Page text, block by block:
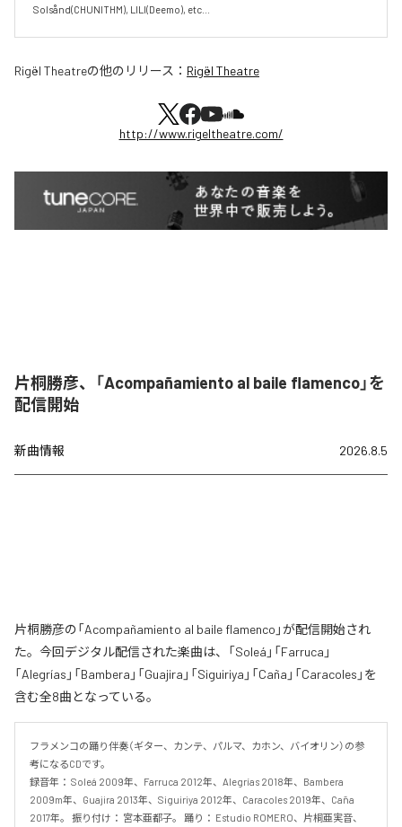
Solsånd(CHUNITHM), LILI(Deemo), etc...
Rigël Theatreの他のリリース： Rigël Theatre
http://www.rigeltheatre.com/
片桐勝彦、「Acompañamiento al baile flamenco」を
配信開始
新曲情報 2026.8.5
片桐勝彦の「Acompañamiento al baile flamenco」が配信開始され
た。今回デジタル配信された楽曲は、「Soleá」「Farruca」
「Alegrías」「Bambera」「Guajira」「Siguiriya」「Caña」「Caracoles」を
含む全8曲となっている。
フラメンコの踊り伴奏（ギター、カンテ、パルマ、カホン、バイオリン）の参
考になるCDです。
録音年： Soleá 2009年、Farruca 2012年、Alegrías 2018年、Bambera
2009m年、Guajira 2013年、Siguiriya 2012年、Caracoles 2019年、Caña
2017年。 振り付け： 宮本亜都子。 踊り： Estudio ROMERO、片桐亜実音、